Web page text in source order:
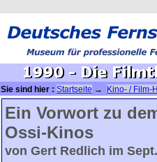
Sie sind hier : Startseite → Kino- / Film-
Ein Vorwort zu
Ossi-Kinos
von Gert Redlich im